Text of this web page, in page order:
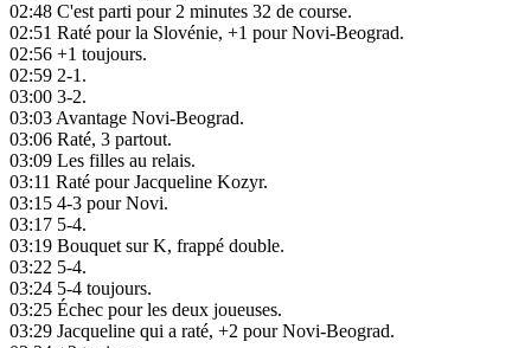
02:48 C'est parti pour 2 minutes 32 de course.
02:51 Raté pour la Slovénie, +1 pour Novi-Beograd.
02:56 +1 toujours.
02:59 2-1.
03:00 3-2.
03:03Avantage Novi-Beograd.
03:06 Raté, 3 partout.
03:09 Les filles au relais.
03:11 Raté pour Jacqueline Kozyr.
03:15 4-3 pour Novi.
03:17 5-4.
03:19 Bouquet sur K, frappé double.
03:22 5-4.
03:24 5-4 toujours.
03:25 Échec pour les deux joueuses.
03:29 Jacqueline qui a raté, +2 pour Novi-Beograd.